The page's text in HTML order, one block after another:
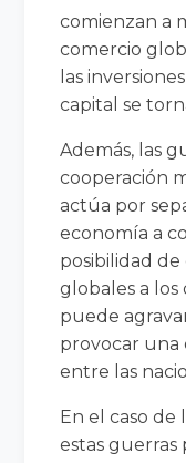
comienzan a
comercio
las
capital se
Además, las
cooperación
actúa por
economía a
posibilidad
globales a los
puede
provocar una
entre las
En el caso de
estas